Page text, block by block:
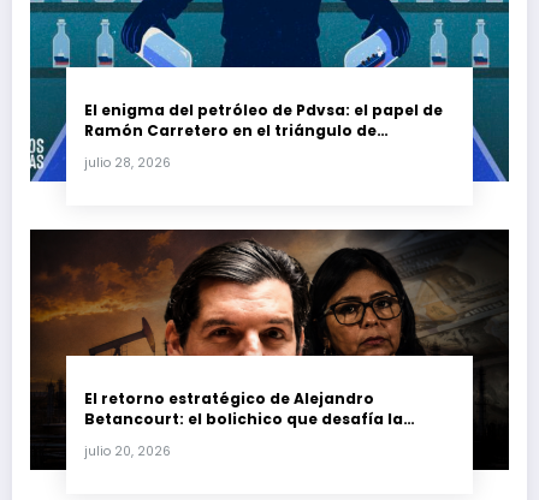
El enigma del petróleo de Pdvsa: el papel de
Ramón Carretero en el triángulo de
julio 28, 2026
El retorno estratégico de Alejandro
Betancourt: el bolichico que desafía la
petrolera venezolana
julio 20, 2026